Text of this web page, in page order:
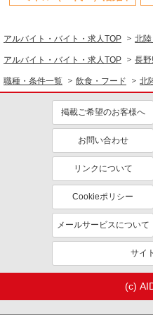
キープ
派遣社員
パーソルテンプスタッフ株式会
野）/26-0585800
［高時給
ク詰めや陳
時給1450円
長野県長
≫ ■敷地内に
キープ
パーソルテンプスタッフ株式会
野）/26-0585788
［時短×未
パック詰め
アルバイト・バイト・求人TOP 北
アルバイト・バイト・求人TOP 長
職種・条件一覧 飲食・フード 北
掲載ご希望のお客様へ
お問い合わせ
リンクについて
Cookieポリシー
メールサービスについて
サイ
(c)